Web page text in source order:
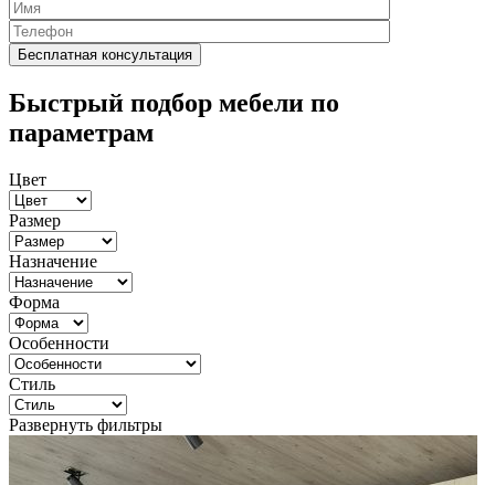
Быстрый подбор мебели по
параметрам
Цвет
Размер
Назначение
Форма
Особенности
Стиль
Развернуть фильтры